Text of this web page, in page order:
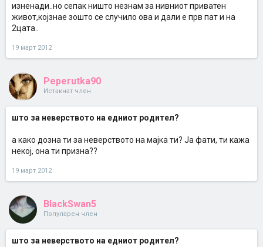
изненади..но сепак ништо незнам за нивниот приватен
живот,којзнае зошто се случило ова и дали е прв пат и на
2цата..
19 март 2012
Peperutka90
Истакнат член
што за неверството на едниот родител?
а како дозна ти за неверството на мајка ти? Ја фати, ти кажа
некој, она ти призна??
19 март 2012
BlackSwan5
Популарен член
што за неверството на едниот родител?